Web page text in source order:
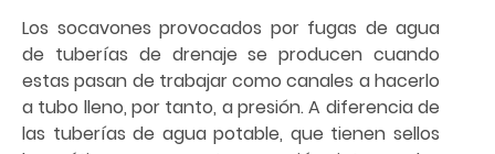
Los socavones provocados por fugas de agua
de tuberías de drenaje se producen cuando
estas pasan de trabajar como canales a hacerlo
a tubo lleno, por tanto, a presión. A diferencia de
las tuberías de agua potable, que tienen sellos